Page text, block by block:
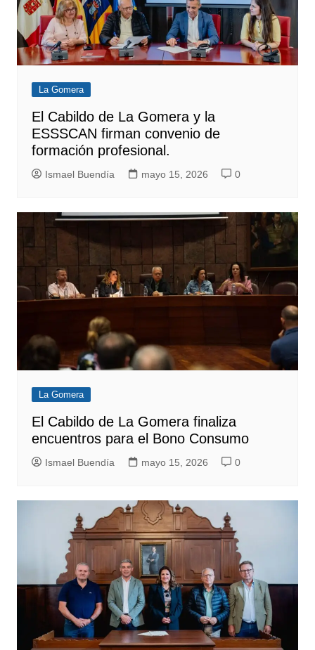
La Gomera
El Cabildo de La Gomera y la
ESSSCAN firman convenio de
formación profesional.
Ismael Buendía mayo 15, 2026 0
La Gomera
El Cabildo de La Gomera finaliza
encuentros para el Bono Consumo
Ismael Buendía mayo 15, 2026 0